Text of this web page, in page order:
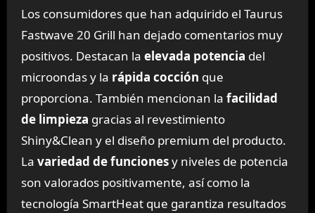
Los consumidores que han adquirido el Taurus
Fastwave 20 Grill han dejado comentarios muy
positivos. Destacan la elevada potencia del
microondas y la rápida cocción que
proporciona. También mencionan la facilidad
de limpieza gracias al revestimiento
Shiny&Clean y el diseño premium del producto.
La variedad de funcionesy niveles de potencia
son valorados positivamente, así como la
tecnología SmartHeat que garantiza resultados